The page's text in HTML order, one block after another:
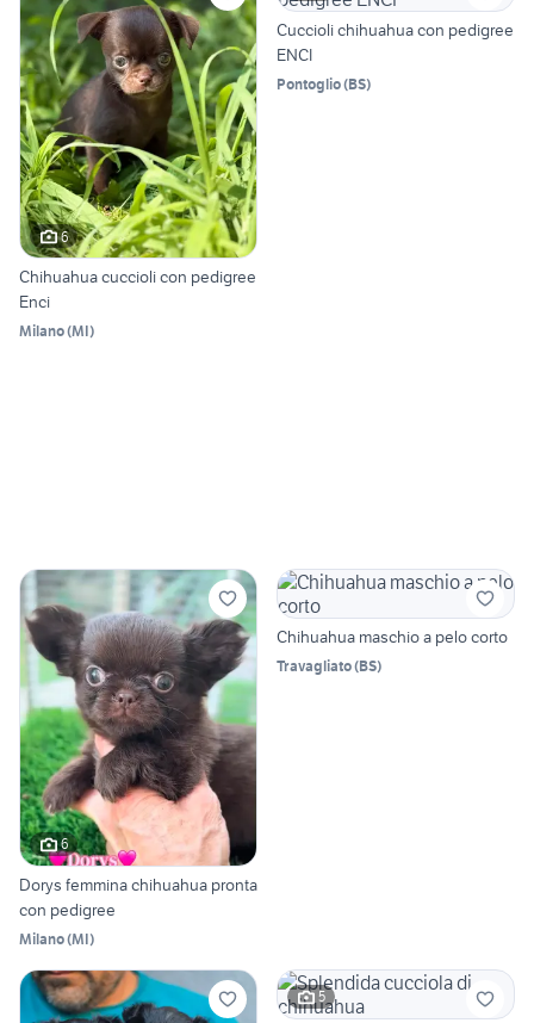
6
Chihuahua cuccioli con pedigree
Enci
Milano(MI)
Cuccioli chihuahua con pedigree
ENCI
Pontoglio(BS)
6
Dorys femmina chihuahua pronta
con pedigree
Milano(MI)
Chihuahua maschio a pelo corto
Travagliato(BS)
5